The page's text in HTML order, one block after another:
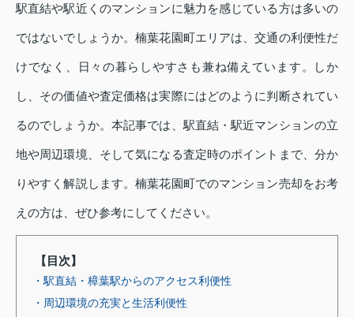
駅直結や駅近くのマンションに魅力を感じている方は多いの
ではないでしょうか。楠葉花園町エリアは、交通の利便性だ
けでなく、日々の暮らしやすさも兼ね備えています。しか
し、その価値や査定価格は実際にはどのように判断されてい
るのでしょうか。本記事では、駅直結・駅近マンションの立
地や周辺環境、そして気になる査定時のポイントまで、分か
りやすく解説します。楠葉花園町でのマンション売却をお考
えの方は、ぜひ参考にしてください。
【目次】
・駅直結・樟葉駅からのアクセス利便性
・周辺環境の充実と生活利便性